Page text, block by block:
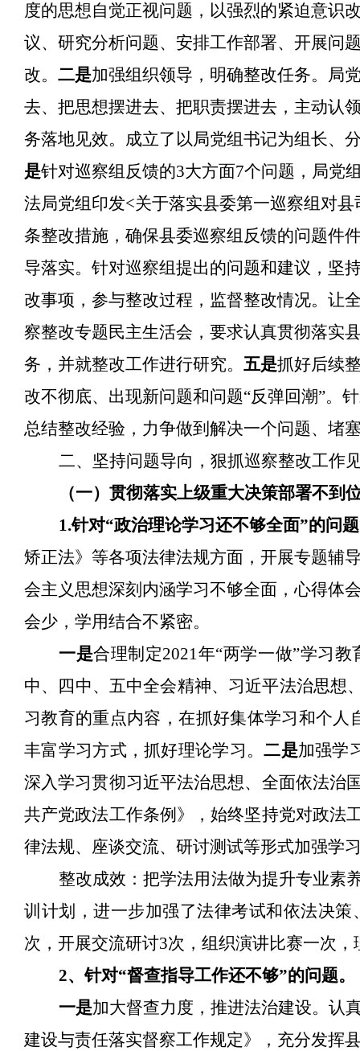
度的思想自觉正视问题，以强烈的紧迫意识
议、研究分析问题、安排工作部署、开展问
改。 二是加强组织领导，明确整改任务。局
去、把思想摆进去、把职责摆进去，主动认
务落地见效。成立了以局党组书记为组长、
是针对巡察组反馈的3大方面7个问题，局党
法局党组印发<关于落实县委第一巡察组对
条整改措施，确保县委巡察组反馈的问题件
导落实。针对巡察组提出的问题和建议，坚
改事项，参与整改过程，监督整改情况。让
察整改专题民主生活会，要求认真贯彻落实
务，并就整改工作进行研究。 五是抓好后续
改不彻底、出现新问题和问题“反弹回潮”。
总结整改经验，力争做到解决一个问题、堵
二、坚持问题导向，狠抓巡察整改工作
（一）贯彻落实上级重大决策部署不到
1.针对“政治理论学习还不够全面”的问
矫正法》等各项法律法规方面，开展专题辅
会主义思想深刻内涵学习不够全面，心得体
会少，学用结合不紧密。
一是合理制定2021年“两学一做”学习
中、四中、五中全会精神、习近平法治思想
习教育的重点内容，在抓好集体学习和个人
丰富学习方式，抓好理论学习。二是加强学
深入学习贯彻习近平法治思想、全面依法治
共产党政法工作条例》，始终坚持党对政法
律法规、座谈交流、研讨测试等形式加强学
整改成效：把学法用法做为提升专业素
训计划，进一步加强了法律考试和依法决
次，开展交流研讨3次，组织演讲比赛一次，
2、针对“督查指导工作还不够”的问题。
一是加大督查力度，推进法治建设。认
建设与责任落实督察工作规定》，充分发挥